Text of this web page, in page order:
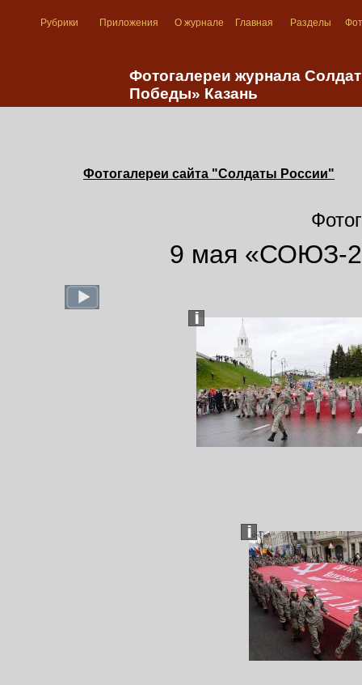
Рубрики Приложения О журнале Главная Разделы
Фотогалереи журнала
Победы» Казань
Фотогалереи сайта "Солдаты России"
9 мая «СОЮЗ-